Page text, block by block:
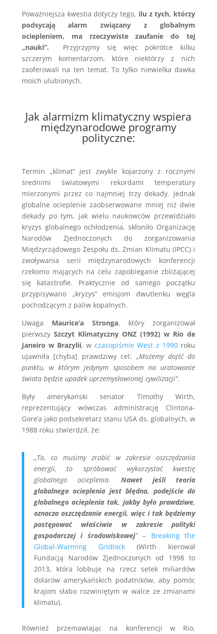
Poważniejsza kwestia dotyczy tego, ilu z tych, którzy
podsycają alarm związany z globalnym
ociepleniem, ma rzeczywiste zaufanie do tej
„nauki”. Przyjrzyjmy się więc pokrótce kilku
szczerym komentarzom, które niektórzy z nich
zaoferowali na ten temat. To tylko niewielka dawka
moich ulubionych.
Jak alarmizm klimatyczny wspiera
międzynarodowe programy
polityczne:
Termin „klimat” jest zwykle kojarzony z rocznymi
średnimi światowymi rekordami temperatury
mierzonymi przez co najmniej trzy dekady. Jednak
globalne ocieplenie zaobserwowane mniej niż dwie
dekady po tym, jak wielu naukowców przewidziało
kryzys globalnego ochłodzenia, skłoniło Organizację
Narodów Zjednoczonych do zorganizowania
Międzyrządowego Zespołu ds. Zmian Klimatu (IPCC) i
zwoływania serii międzynarodowych konferencji
rzekomo mających na celu zapobieganie zbliżającej
się katastrofie. Praktycznie od samego początku
przypisywano „kryzys” emisjom dwutlenku węgla
pochodzącym z paliw kopalnych.
Uwaga Maurice’a Stronga, który zorganizował
pierwszy Szczyt Klimatyczny ONZ (1992) w Rio de
Janeiro w Brazylii, wczasopiśmie West z 1990 roku
ujawniła [chyba] prawdziwy cel: „Możemy dojść do
punktu, w którym jedynym sposobem na uratowanie
świata będzie upadek uprzemysłowionej cywilizacji”.
Były amerykański senator Timothy Wirth,
reprezentujący wówczas administrację Clintona-
Gore’a jako podsekretarz stanu USA ds. globalnych, w
1988 roku stwierdził, że:
„To, co musimy zrobić w zakresie oszczędzania
energii, to spróbować wykorzystać kwestię
globalnego ocieplenia. Nawet jeśli teoria
globalnego ocieplenia jest błędna, podejście do
globalnego ocieplenia tak, jakby było prawdziwe,
oznacza oszczędzanie energii, więc i tak będziemy
postępować właściwie w zakresie polityki
gospodarczej i środowiskowej” – Breaking the
Global-Warming Gridlock(Wirth kierował
Fundacją Narodów Zjednoczonych od 1998 to
2013, która lobbuje na rzecz setek miliardów
dolarów amerykańskich podatników, aby pomóc
krajom słabo rozwiniętym w walce ze zmianami
klimatu).
Również przemawiając na konferencji w Rio,